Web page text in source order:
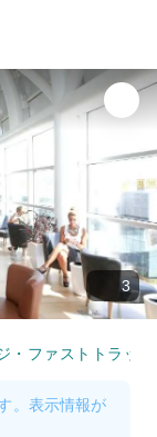
3
・ファストトラック
。表示情報が